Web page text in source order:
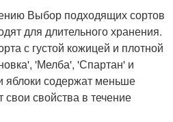
Выбор подходящих сортов
для длительного хранения.
с густой кожицей и плотной
'Мелба', 'Спартан' и
яблоки содержат меньше
свойства в течение